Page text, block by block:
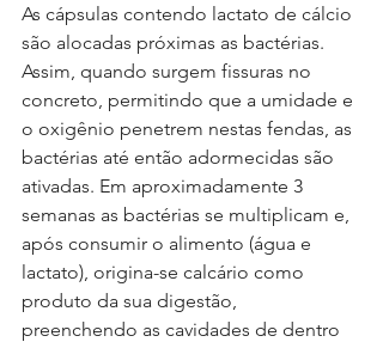
As cápsulas contendo lactato de cálcio
são alocadas próximas as bactérias.
Assim, quando surgem fissuras no
concreto, permitindo que a umidade e
o oxigênio penetrem nestas fendas, as
bactérias até então adormecidas são
ativadas. Em aproximadamente 3
semanas as bactérias se multiplicam e,
após consumir o alimento (água e
lactato), origina-se calcário como
produto da sua digestão,
preenchendo as cavidades de dentro